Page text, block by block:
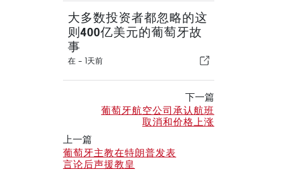
大多数投资者都忽略的这
则400亿美元的葡萄牙故
事
在 - 1天前
下一篇
葡萄牙航空公司承认航班
取消和价格上涨
上一篇
葡萄牙主教在特朗普发表
言论后声援教皇